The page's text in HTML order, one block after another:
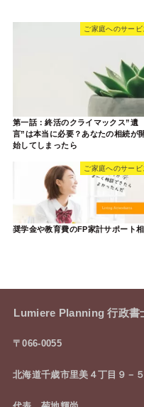
ご家庭へのサービ
第一話：終活のクライマックス”遺
言”は本当に必要？あなたの相続が
始してしまったら
ご家庭へのサービ
奨学金や教育費のFP家計サポート
Lumiere Planning 行政書
〒066-0055
北海道千歳市里美４丁目９－５